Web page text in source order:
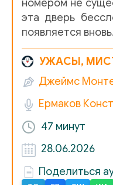
номером не
эта дверь
появляется вновь.
УЖАСЫ,
Джеймс
Ермаков
47 минут
28.06.2026
Поделиться